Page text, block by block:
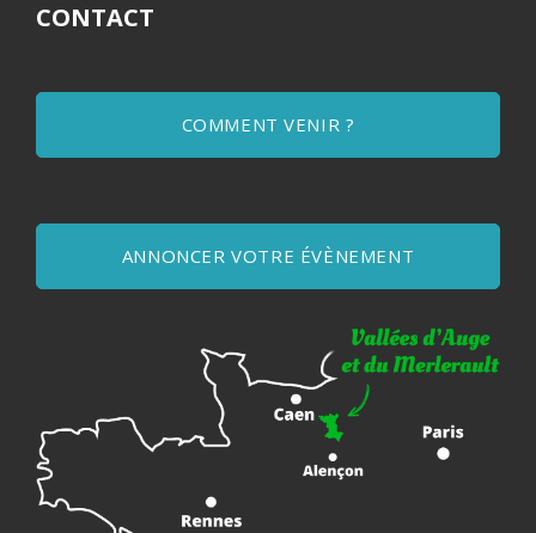
CONTACT
COMMENT VENIR ?
ANNONCER VOTRE ÉVÈNEMENT